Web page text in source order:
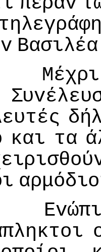
Βασιλέα
Μέχρι
και τα